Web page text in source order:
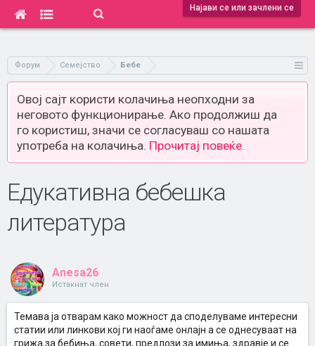
Најави се или зачлени се
Форум Семејство Бебе
Овој сајт користи колачиња неопходни за
неговото функционирање. Ако продолжиш да
го користиш, значи се согласуваш со нашата
употреба на колачиња. Прочитај повеќе.
Едукативна бебешка
литература
Anesa26
Истакнат член
Темава ја отварам како можност да споделуваме интересни
статии или линкови кој ги наоѓаме онлајн а се однесуваат на
грижа за бебиња, совети, предлози за имиња, здравје и се